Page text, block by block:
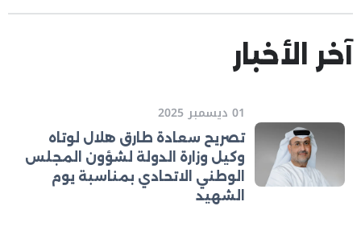
آخر الأخبار
01 ديسمبر 2025
تصريح سعادة طارق هلال لوتاه
وكيل وزارة الدولة لشؤون المجلس
الوطني الاتحادي بمناسبة يوم
الشهيد